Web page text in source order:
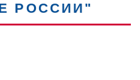
РОССИИ"